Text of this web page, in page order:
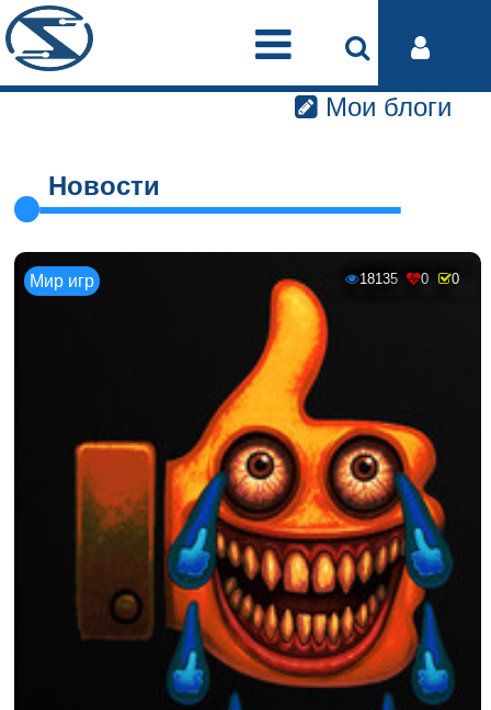
Мои блоги
Новости
Мир игр 18135 0 0